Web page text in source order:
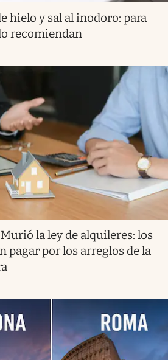
hielo y sal al inodoro: para
recomiendan
Murió la ley de alquileres: los
pagar por los arreglos de la